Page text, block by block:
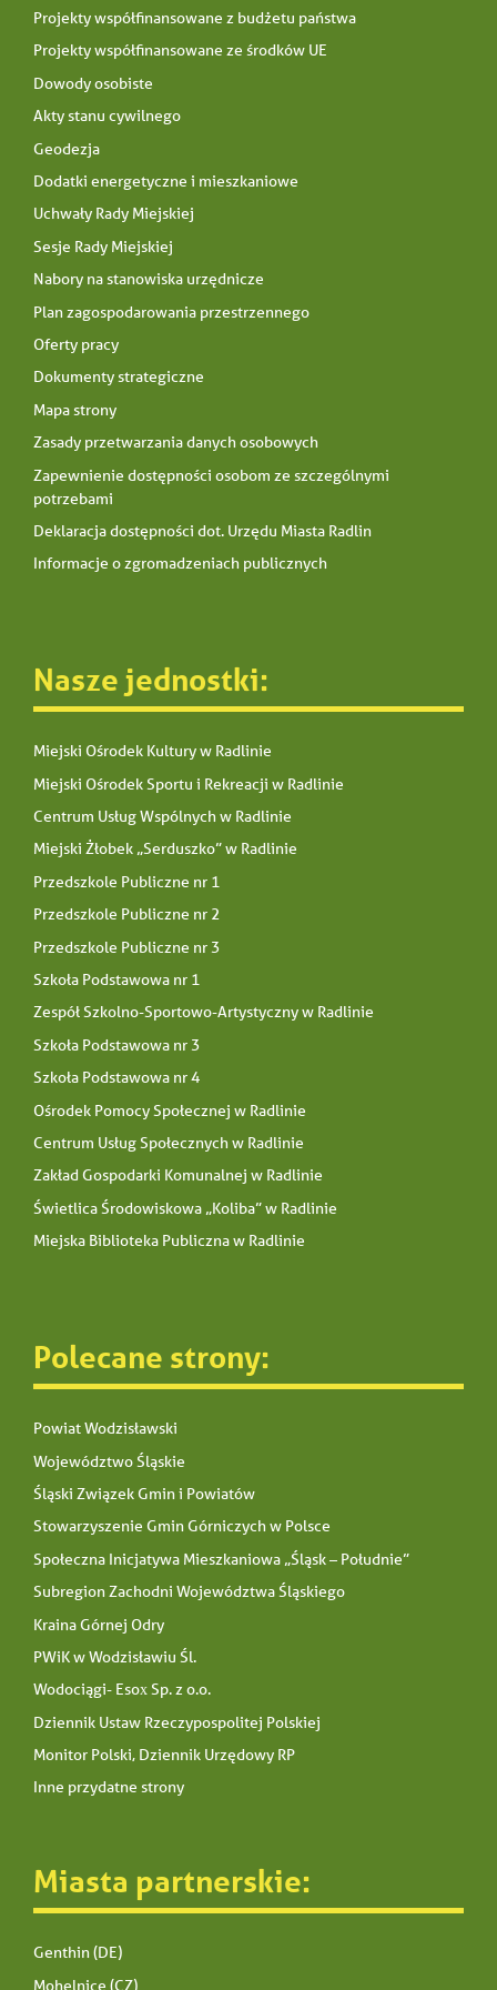
Projekty współfinansowane z budżetu państwa
Projekty współfinansowane ze środków UE
Dowody osobiste
Akty stanu cywilnego
Geodezja
Dodatki energetyczne i mieszkaniowe
Uchwały Rady Miejskiej
Sesje Rady Miejskiej
Nabory na stanowiska urzędnicze
Plan zagospodarowania przestrzennego
Oferty pracy
Dokumenty strategiczne
Mapa strony
Zasady przetwarzania danych osobowych
Zapewnienie dostępności osobom ze szczególnymi
potrzebami
Deklaracja dostępności dot. Urzędu Miasta Radlin
Informacje o zgromadzeniach publicznych
Nasze jednostki:
Miejski Ośrodek Kultury w Radlinie
Miejski Ośrodek Sportu i Rekreacji w Radlinie
Centrum Usług Wspólnych w Radlinie
Miejski Żłobek „Serduszko” w Radlinie
Przedszkole Publiczne nr 1
Przedszkole Publiczne nr 2
Przedszkole Publiczne nr 3
Szkoła Podstawowa nr 1
Zespół Szkolno-Sportowo-Artystyczny w Radlinie
Szkoła Podstawowa nr 3
Szkoła Podstawowa nr 4
Ośrodek Pomocy Społecznej w Radlinie
Centrum Usług Społecznych w Radlinie
Zakład Gospodarki Komunalnej w Radlinie
Świetlica Środowiskowa „Koliba” w Radlinie
Miejska Biblioteka Publiczna w Radlinie
Polecane strony:
Powiat Wodzisławski
Województwo Śląskie
Śląski Związek Gmin i Powiatów
Stowarzyszenie Gmin Górniczych w Polsce
Społeczna Inicjatywa Mieszkaniowa „Śląsk – Południe”
Subregion Zachodni Województwa Śląskiego
Kraina Górnej Odry
PWiK w Wodzisławiu Śl.
Wodociągi- Esox Sp. z o.o.
Dziennik Ustaw Rzeczypospolitej Polskiej
Monitor Polski, Dziennik Urzędowy RP
Inne przydatne strony
Miasta partnerskie:
Genthin (DE)
Mohelnice (CZ)
zasady przetwarzania danych przedstawiono na
stronie.
Polityka Prywatności
wiadomościach e-mail. Szczegółowe zasady
przetwarzania danych przedstawiono na stronie
Polityka Prywatności